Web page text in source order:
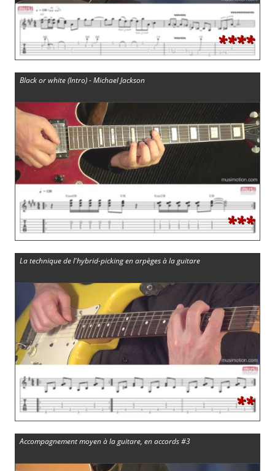
****
Black or white (Intro) - Michael Jackson
***
La technique de l'hybrid-picking en arpèges à la guitare
**
Accompagnement moyen à la guitare, en accords #3